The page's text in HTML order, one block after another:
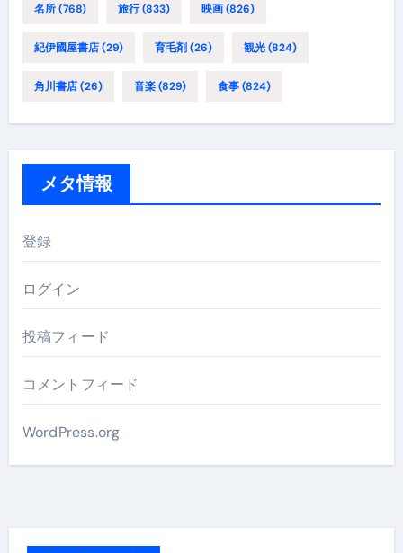
名所(768) 旅行(833) 映画(826)
紀伊國屋書店(29) 育毛剤(26) 観光(824)
角川書店(26) 音楽(829) 食事(824)
メタ情報
登録
ログイン
投稿フィード
コメントフィード
WordPress.org